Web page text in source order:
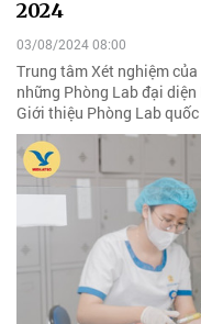
2024
03/08/2024 08:00
Trung tâm Xét nghiệm
những Phòng Lab đại
Giới thiệu Phòng Lab